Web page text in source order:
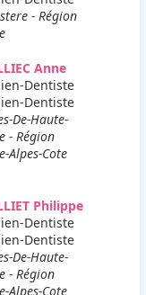
- Région
Anne
Dentiste
Dentiste
De-Haute-
- Région
Alpes-Cote
Philippe
Dentiste
Dentiste
De-Haute-
- Région
Alpes-Cote